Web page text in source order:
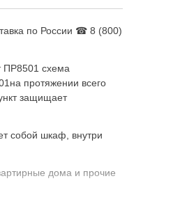
по России ☎ 8 (800)
ПР8501 схема
протяжении всего
защищает
собой шкаф, внутри
дома и прочие